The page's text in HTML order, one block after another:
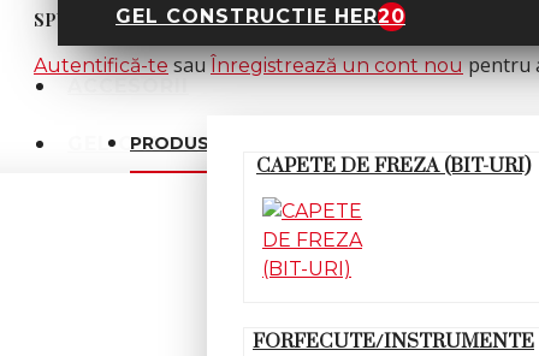
GEL CONSTRUCTIE HER20
ACCESORII
CAPETE DE FREZA (BIT-URI)
FORFECUTE/INSTRUMENTE
GEL COLOR
SPUNE-ŢI OPINIA
Autentifică-tesauÎnregistrează un cont noupentru
PRODUSE ASEMANATOARE
GEL UV CONSTRUCTIE FSM